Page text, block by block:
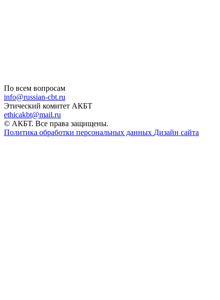
По всем вопросам
info@russian-cbt.ru
Этический комитет АКБТ
ethicakbt@mail.ru
© АКБТ. Все права защищены.
Политика обработки персональных данных Дизайн сайта